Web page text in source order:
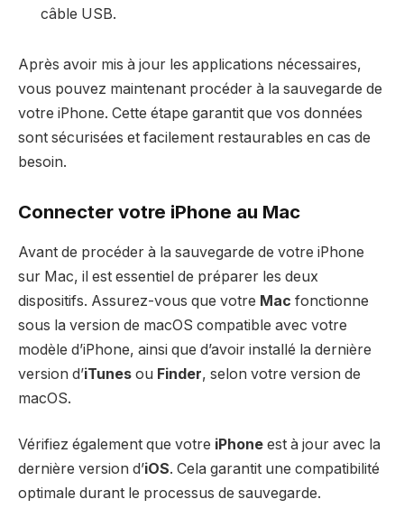
câble USB.
Après avoir mis à jour les applications nécessaires,
vous pouvez maintenant procéder à la sauvegarde de
votre iPhone. Cette étape garantit que vos données
sont sécurisées et facilement restaurables en cas de
besoin.
Connecter votre iPhone au Mac
Avant de procéder à la sauvegarde de votre iPhone
sur Mac, il est essentiel de préparer les deux
dispositifs. Assurez-vous que votre Mac fonctionne
sous la version de macOS compatible avec votre
modèle d’iPhone, ainsi que d’avoir installé la dernière
version d’iTunes ou Finder, selon votre version de
macOS.
Vérifiez également que votre iPhone est à jour avec la
dernière version d’iOS. Cela garantit une compatibilité
optimale durant le processus de sauvegarde.